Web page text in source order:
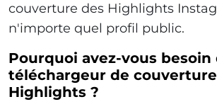
couverture des Highlights
n'importe quel profil public.
Pourquoi avez-vous besoin
téléchargeur de
Highlights ?